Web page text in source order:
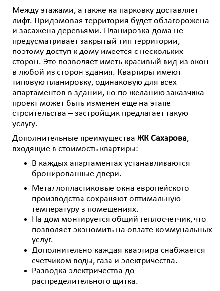
Между этажами, а также на парковку доставляет
лифт. Придомовая территория будет облагорожена
и засажена деревьями. Планировка дома не
предусматривает закрытый тип территории,
поэтому доступ к дому имеется с нескольких
сторон. Это позволяет иметь красивый вид из окон
в любой из сторон здания. Квартиры имеют
типовую планировку, одинаковую для всех
апартаментов в здании, но по желанию заказчика
проект может быть изменен еще на этапе
строительства – застройщик предлагает такую
услугу.
Дополнительные преимущества ЖК Сахарова,
входящие в стоимость квартиры:
В каждых апартаментах устанавливаются
бронированные двери.
Металлопластиковые окна европейского
производства сохраняют оптимальную
температуру в помещениях.
На дом монтируется общий теплосчетчик, что
позволяет экономить на оплате коммунальных
услуг.
Дополнительно каждая квартира снабжается
счетчиком воды, газа и электричества.
Разводка электричества до
распределительного щитка.